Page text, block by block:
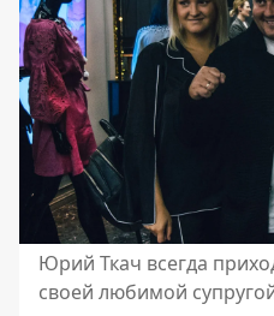
Юрий Ткач всегда
своей любимой